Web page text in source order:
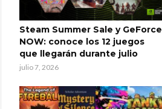
Steam Summer Sale y GeForce
NOW: conoce los 12 juegos
que llegarán durante julio
julio 7, 2026